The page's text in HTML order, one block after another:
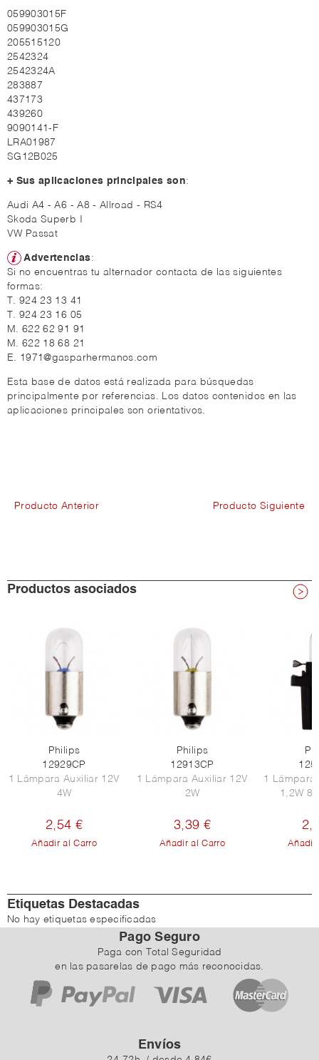
059903015F
059903015G
205515120
2542324
2542324A
283887
437173
439260
9090141-F
LRA01987
SG12B025
+ Sus aplicaciones principales son:
Audi A4 - A6 - A8 - Allroad - RS4
Skoda Superb I
VW Passat
Advertencias:
Si no encuentras tu alternador contacta de las siguientes
formas:
T. 924 23 13 41
T. 924 23 16 05
M. 622 62 91 91
M. 622 18 68 21
E. 1971@gasparhermanos.com
Esta base de datos está realizada para búsquedas
principalmente por referencias. Los datos contenidos en las
aplicaciones principales son orientativos.
Producto Anterior Producto Siguiente
Productos asociados
Philips
12929CP
1 Lámpara Auxiliar 12V
4W
2,54 €
Añadir al Carro
Philips
12913CP
1 Lámpara Auxiliar 12V
2W
3,39 €
Añadir al Carro
1 Lámpara
1,2W
Añadir
Etiquetas Destacadas
No hay etiquetas especificadas
Pago Seguro
Paga con Total Seguridad
en las pasarelas de pago más reconocidas.
Envíos